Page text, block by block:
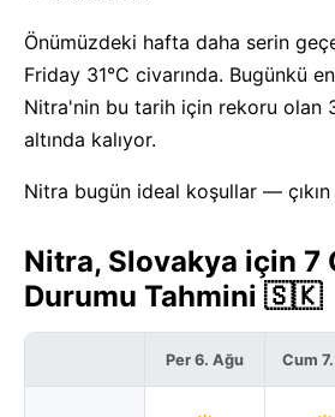
Önümüzdeki hafta daha serin
Friday 31°C civarında. Bugünkü
Nitra'nin bu tarih için rekoru olan
altında kalıyor.
Nitra bugün ideal koşullar — çıkın
Nitra, Slovakya için 7
Durumu Tahmini 🇸🇰
Per 6. Ağu Cum